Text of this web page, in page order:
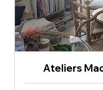
Ateliers